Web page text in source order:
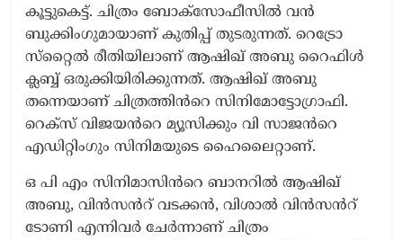
കൂട്ടുകെട്ട്. ചിത്രം ബോക്‌സോഫീസിൽ വൻ
ബുക്കിംഗുമായാണ് കുതിപ്പ് തുടരുന്നത്. റെട്രോ
സ്‌റ്റൈൽ രീതിയിലാണ് ആഷിഖ് അബു റൈഫിൾ
ക്ലബ്ബ് ഒരുക്കിയിരിക്കുന്നത്. ആഷിഖ് അബു
തന്നെയാണ് ചിത്രത്തിൻറെ സിനിമോട്ടോഗ്രാഫി.
റെക്‌സ് വിജയൻറെ മ്യൂസിക്കും വി സാജൻറെ
എഡിറ്റിംഗും സിനിമയുടെ ഹൈലൈറ്റാണ്.
ഒ പി എം സിനിമാസിൻറെ ബാനറിൽ ആഷിഖ്
അബു, വിൻസൻറ് വടക്കൻ, വിശാൽ വിൻസൻറ്
ടോണി എന്നിവർ ചേർന്നാണ് ചിത്രം